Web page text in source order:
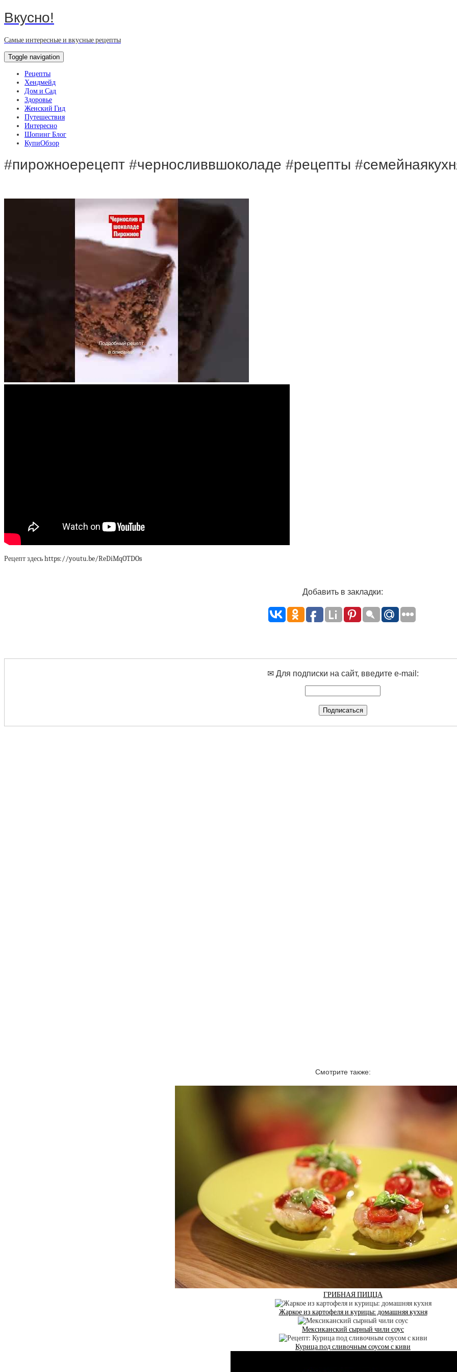
Вкусно!
Самые интересные и вкусные рецепты
Toggle navigation
Рецепты
Хендмейд
Дом и Сад
Здоровье
Женский Гид
Путешествия
Интересно
Шопинг Блог
КупиОбзор
#пирожноерецепт #черносливвшоколаде #рецепты
Рецепт здесь https://youtu.be/ReDiMqOTDOs
Добавить в закладки:
✉ Для подписки на сайт, введите e-mail:
Смотрите также:
ГРИБНАЯ ПИЦЦА
Жаркое из картофеля и курицы: домашняя кухня
Мексиканский сырный чили соус
Курица под сливочным соусом с киви